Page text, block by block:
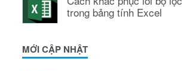
trong bảng tính Excel
MỚI CẬP NHẬT